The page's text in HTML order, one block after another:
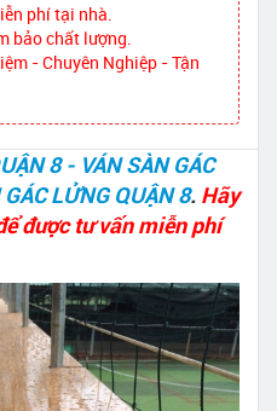
phí tại nhà.
bảo chất lượng.
- Chuyên Nghiệp - Tận
8 - VÁN SÀN GÁC
LỬNG QUẬN 8. Hãy
được tư vấn miễn phí